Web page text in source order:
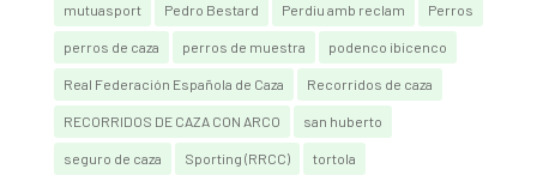
mutuasport Pedro Bestard Perdiu amb reclam Perros
perros de caza perros de muestra podenco ibicenco
Real Federación Española de Caza Recorridos de caza
RECORRIDOS DE CAZA CON ARCO san huberto
seguro de caza Sporting (RRCC) tortola